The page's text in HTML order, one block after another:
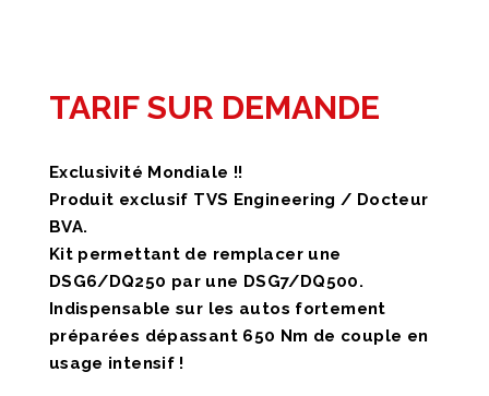
TARIF SUR DEMANDE
Exclusivité Mondiale !!
Produit exclusif TVS Engineering / Docteur
BVA.
Kit permettant de remplacer une
DSG6/DQ250 par une DSG7/DQ500.
Indispensable sur les autos fortement
préparées dépassant 650 Nm de couple en
usage intensif !